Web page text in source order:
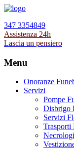
347 3354849
Assistenza 24h
Lascia un pensiero
Menu
Onoranze
Servizi
Pompe
Disbrigo
Servizi
Trasporti